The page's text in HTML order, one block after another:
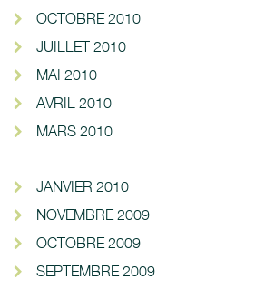
OCTOBRE 2010
JUILLET 2010
MAI 2010
AVRIL 2010
MARS 2010
JANVIER 2010
NOVEMBRE 2009
OCTOBRE 2009
SEPTEMBRE 2009